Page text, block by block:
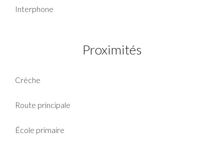
Interphone
Proximités
Crèche
Route principale
École primaire